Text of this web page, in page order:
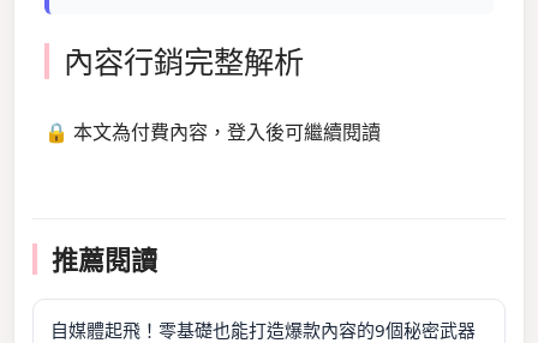
內容行銷完整解析
🔒 本文為付費內容，登入後可繼續閱讀
推薦閱讀
自媒體起飛！零基礎也能打造爆款內容的9個秘密武器